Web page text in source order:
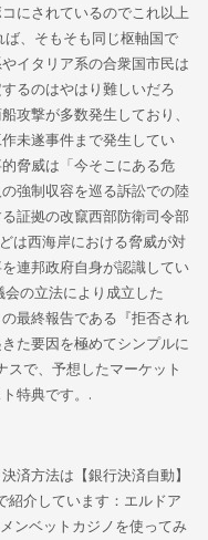
にされているのでこれ以上
、そもそも同じ枢軸国で
イタリア系の合衆国市民は
るのはやはり難しいだろ
攻撃が多数発生しており、
未遂事件まで発生してい
脅威は「今そこにある危
強制収容を巡る訴訟での陸
証拠の改竄西部防衛司令部
は西海岸における脅威が対
連邦政府自身が認識してい
の立法により成立した
最終報告である『拒否され
た要因を極めてシンプルに
スで、予想したマーケット
特典です。.
済方法は【銀行決済自動】
介しています：エルドア
ンベットカジノを使ってみ